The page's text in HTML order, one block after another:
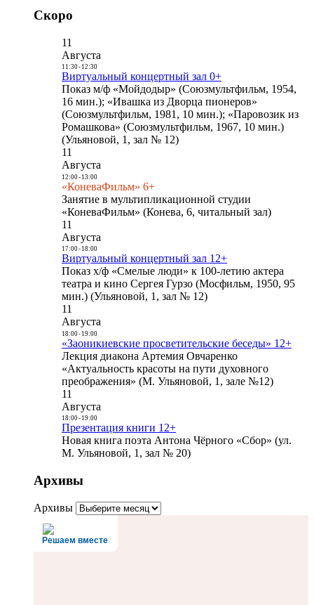
Скоро
11
Августа
11:30- 12:30
Виртуальный концертный зал 0+
Показ м/ф «Мойдодыр» (Союзмультфильм, 1954,
16 мин.); «Ивашка из Дворца пионеров»
(Союзмультфильм, 1981, 10 мин.); «Паровозик из
Ромашкова» (Союзмультфильм, 1967, 10 мин.)
(Ульяновой, 1, зал № 12)
11
Августа
12:00- 13:00
«КоневаФильм» 6+
Занятие в мультипликационной студии
«КоневаФильм» (Конева, 6, читальный зал)
11
Августа
17:00- 18:00
Виртуальный концертный зал 12+
Показ х/ф «Смелые люди» к 100-летию актера
театра и кино Сергея Гурзо (Мосфильм, 1950, 95
мин.) (Ульяновой, 1, зал № 12)
11
Августа
18:00- 19:00
«Заоникиевские просветительские беседы» 12+
Лекция диакона Артемия Овчаренко
«Актуальность красоты на пути духовного
преображения» (М. Ульяновой, 1, зале №12)
11
Августа
18:00- 19:00
Презентация книги 12+
Новая книга поэта Антона Чёрного «Сбор» (ул.
М. Ульяновой, 1, зал № 20)
Архивы
Архивы
Решаем вместе